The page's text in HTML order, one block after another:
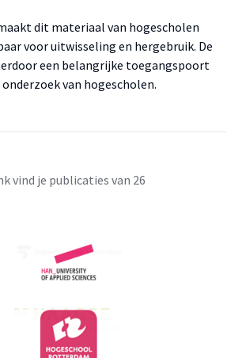
dit materiaal van hogescholen
voor uitwisseling en hergebruik. De
een belangrijke toegangspoort
van hogescholen.
vind je publicaties van 26